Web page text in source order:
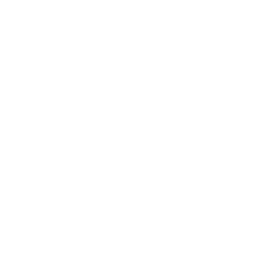
です。
ありません。
です。
ず変更すること